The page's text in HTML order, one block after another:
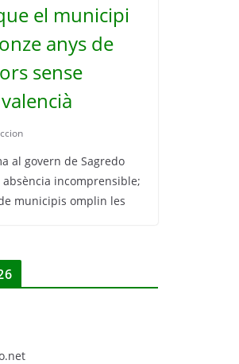
el municipi
anys de
sense
al govern de Sagredo
incomprensible;
municipis omplin les